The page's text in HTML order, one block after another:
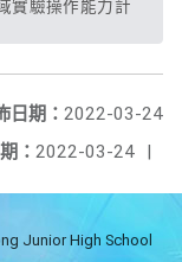
日期： 2022-03-24
： 2022-03-24 |
Junior High School